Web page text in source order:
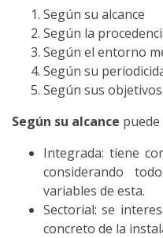
Según su alcance
Según la
Según el entorno
Según su
Según sus objetivos
Según su alcance puede
Integrada: tiene
considerando
variables de esta.
Sectorial: se
concreto de la